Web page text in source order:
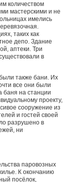
количеством
мастерскими и не
имелись
таких как
депо. Здание
аптеки. Три
в
также бани. Их
все они были
баня на станции
проекту,
сооружение из
и гостей своей
разрушено в
ни
паровозных
К окончанию
посёлок,